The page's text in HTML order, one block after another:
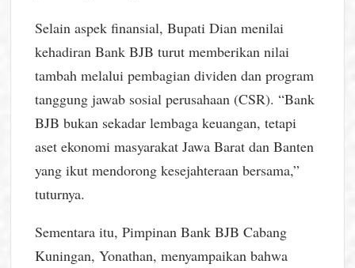
Selain aspek finansial, Bupati Dian menilai
kehadiran Bank BJB turut memberikan nilai
tambah melalui pembagian dividen dan program
tanggung jawab sosial perusahaan (CSR). “Bank
BJB bukan sekadar lembaga keuangan, tetapi
aset ekonomi masyarakat Jawa Barat dan Banten
yang ikut mendorong kesejahteraan bersama,”
tuturnya.
Sementara itu, Pimpinan Bank BJB Cabang
Kuningan, Yonathan, menyampaikan bahwa